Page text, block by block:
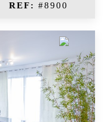
REF: #8900